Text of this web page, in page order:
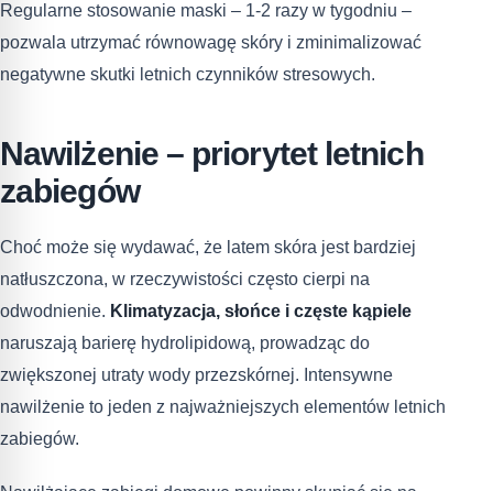
Regularne stosowanie maski – 1-2 razy w tygodniu –
pozwala utrzymać równowagę skóry i zminimalizować
negatywne skutki letnich czynników stresowych.
Nawilżenie – priorytet letnich
zabiegów
Choć może się wydawać, że latem skóra jest bardziej
natłuszczona, w rzeczywistości często cierpi na
odwodnienie. Klimatyzacja, słońce i częste kąpiele
naruszają barierę hydrolipidową, prowadząc do
zwiększonej utraty wody przezskórnej. Intensywne
nawilżenie to jeden z najważniejszych elementów letnich
zabiegów.